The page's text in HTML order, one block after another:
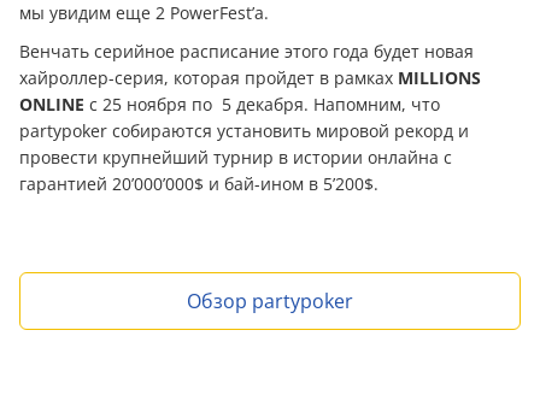
мы увидим еще 2 PowerFest’а.
Венчать серийное расписание этого года будет новая
хайроллер-серия, которая пройдет в рамках MILLIONS
ONLINE с 25 ноября по 5 декабря. Напомним, что
partypoker собираются установить мировой рекорд и
провести крупнейший турнир в истории онлайна с
гарантией 20’000’000$ и бай-ином в 5’200$.
Обзор partypoker